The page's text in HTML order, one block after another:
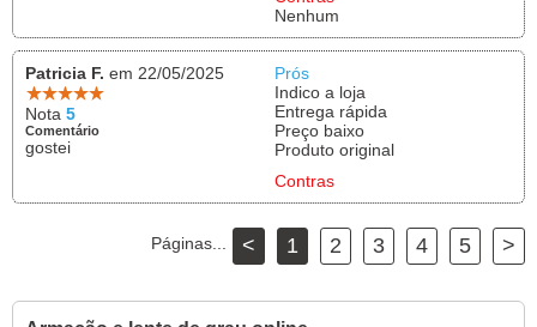
Nenhum
Patricia F. em 22/05/2025
Nota 5
Comentário
gostei
Prós
Indico a loja
Entrega rápida
Preço baixo
Produto original
Contras
Páginas... < 1 2 3 4 5 >